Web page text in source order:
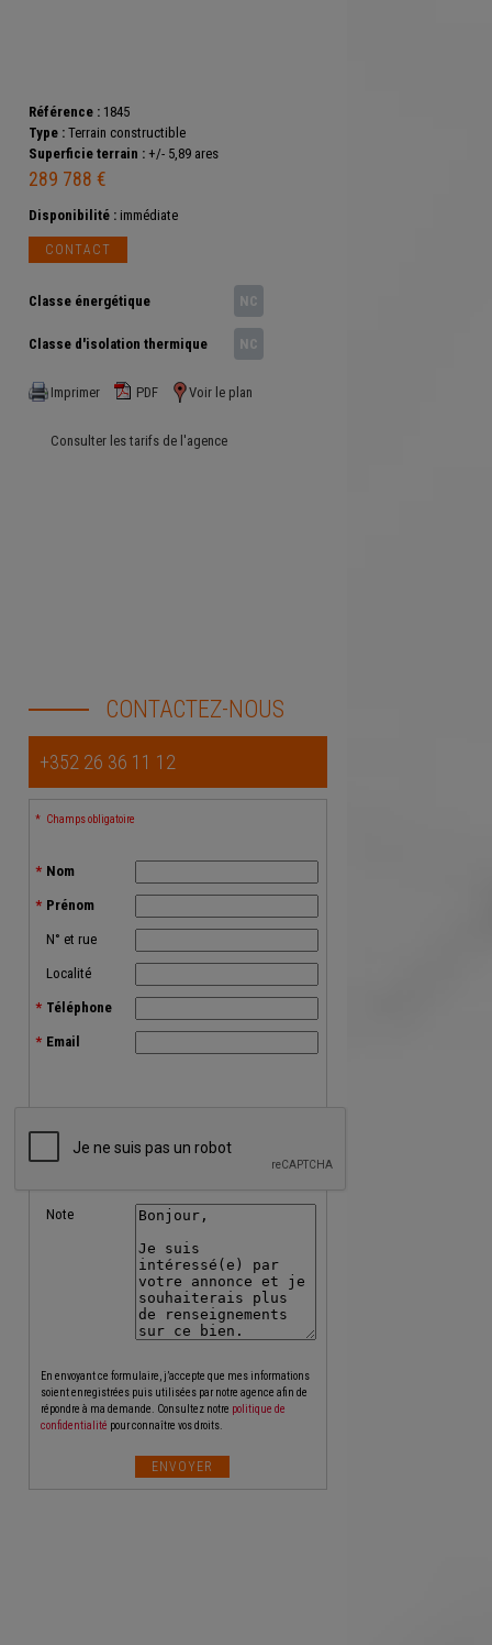
Référence : 1845
Type : Terrain constructible
Superficie terrain : +/- 5,89 ares
289 788 €
Disponibilité : immédiate
CONTACT
Classe énergétique NC
Classe d'isolation thermique NC
Imprimer PDF Voir le plan
Consulter les tarifs de l'agence
CONTACTEZ-NOUS
+352 26 36 11 12
Champs obligatoire
Nom
Prénom
N° et rue
Localité
Téléphone
Email
Note
En envoyant ce formulaire, j’accepte que mes informations
soient enregistrées puis utilisées par notre agence afin de
répondre à ma demande. Consultez notre politique de
confidentialité pour connaître vos droits.